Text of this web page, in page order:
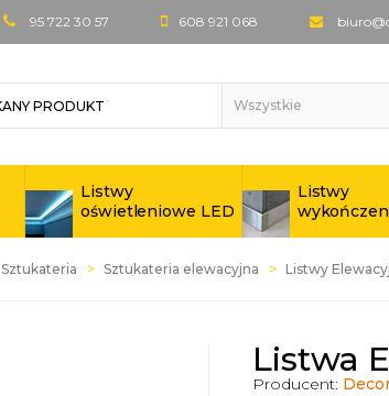
95 722 30 57 608 921 068
Listwy
oświetleniowe LED
Listwy
Sztukateria Sztukateria elewacyjna Listwy
Listwa
Producent: